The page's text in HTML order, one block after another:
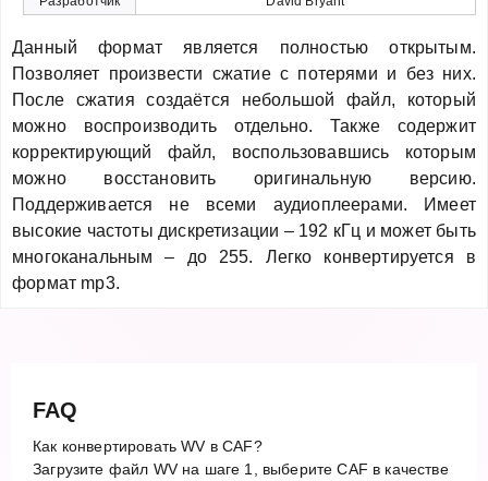
Данный формат является полностью открытым.
Позволяет произвести сжатие с потерями и без них.
После сжатия создаётся небольшой файл, который
можно воспроизводить отдельно. Также содержит
корректирующий файл, воспользовавшись которым
можно восстановить оригинальную версию.
Поддерживается не всеми аудиоплеерами. Имеет
высокие частоты дискретизации – 192 кГц и может быть
многоканальным – до 255. Легко конвертируется в
формат mp3.
FAQ
Как конвертировать WV в CAF?
Загрузите файл WV на шаге 1, выберите CAF в качестве